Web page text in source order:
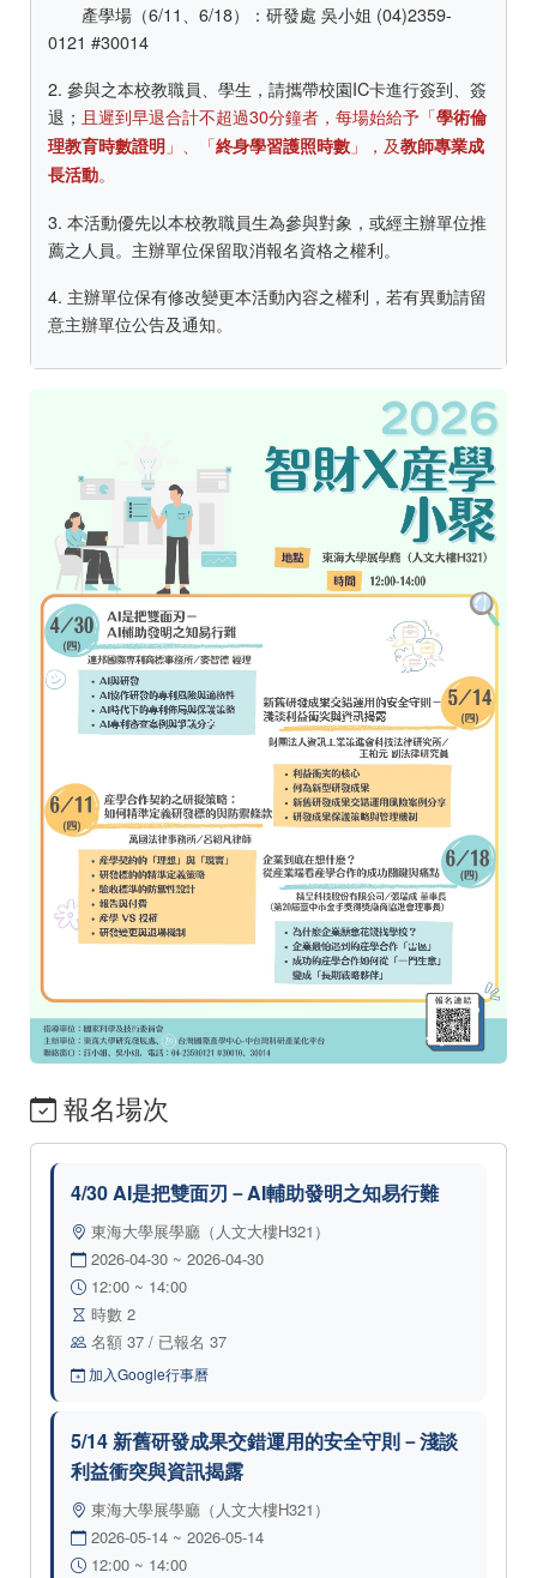
產學場（6/11、6/18）：研發處 吳小姐 (04)2359-
0121 #30014
2. 參與之本校教職員、學生，請攜帶校園IC卡進行簽到、簽
退； 且遲到早退合計不超過30分鐘者，每場始給予「學術倫
理教育時數證明 」、「終身學習護照時數 」，及教師專業成
長活動。
3. 本活動優先以本校教職員生為參與對象，或經主辦單位推
薦之人員。主辦單位保留取消報名資格之權利。
4. 主辦單位保有修改變更本活動內容之權利，若有異動請留
意主辦單位公告及通知。
報名場次
4/30 AI是把雙面刃－AI輔助發明之知易行難
東海大學展學廳（人文大樓H321）
2026-04-30 ~ 2026-04-30
12:00 ~ 14:00
時數 2
名額 37 / 已報名 37
加入Google行事曆
5/14 新舊研發成果交錯運用的安全守則－淺談
利益衝突與資訊揭露
東海大學展學廳（人文大樓H321）
2026-05-14 ~ 2026-05-14
12:00 ~ 14:00